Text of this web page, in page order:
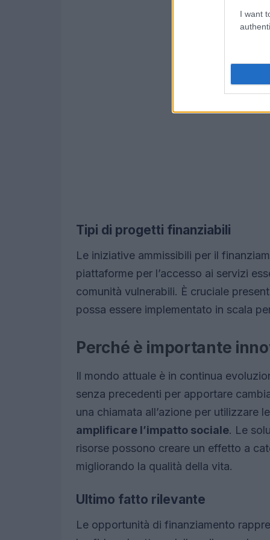
I want
Tipi di progetti finanziabili
Le iniziative ammissibili per il
piattaforme per l’accesso ai servizi
comunità vulnerabili. È cruciale
possa essere implementato in scala
Perché è importante
Il mondo attuale è in continua
senza precedenti per apportare
una chiamata all’azione per utilizzare
amplificare l’impatto sociale. Le
risorse possono creare un effetto a
migliorando la qualità della vita.
Ultimo fatto rilevante
Le opportunità di finanziamento